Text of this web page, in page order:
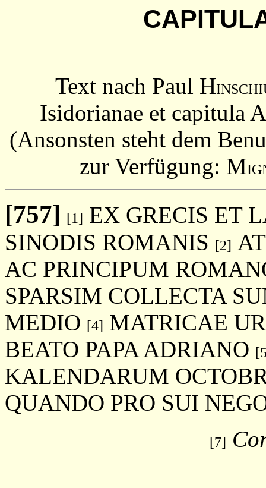
Text nach Paul H
Isidorianae et capitula
(Ansonsten steht dem
zur Verfügung: M
[757] [1] EX GRECIS ET
SINODIS ROMANIS [2]
AC PRINCIPUM
SPARSIM COLLECTA
MEDIO [4] MATRICAE
BEATO PAPA ADRIANO
KALENDARUM
QUANDO PRO SUI
[7]